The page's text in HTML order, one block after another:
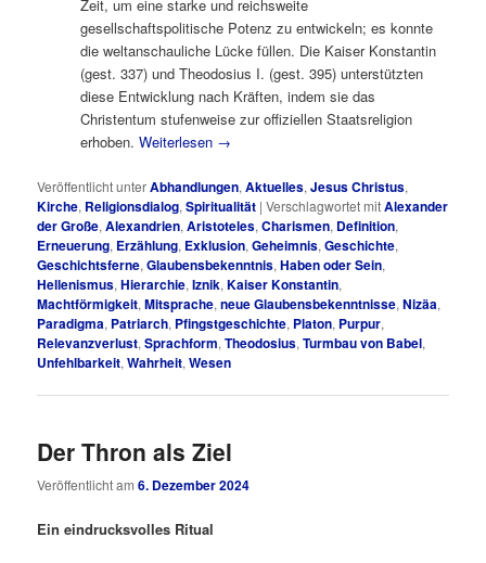
Zeit, um eine starke und reichsweite
gesellschaftspolitische Potenz zu entwickeln; es konnte
die weltanschauliche Lücke füllen. Die Kaiser Konstantin
(gest. 337) und Theodosius I. (gest. 395) unterstützten
diese Entwicklung nach Kräften, indem sie das
Christentum stufenweise zur offiziellen Staatsreligion
erhoben.Weiterlesen →
Veröffentlicht unterAbhandlungen,Aktuelles,Jesus Christus,
Kirche, Religionsdialog,Spiritualität |Verschlagwortet mitAlexander
der Große,Alexandrien,Aristoteles,Charismen, Definition,
Erneuerung, Erzählung, Exklusion,Geheimnis,Geschichte,
Geschichtsferne,Glaubensbekenntnis,Haben oder Sein,
Hellenismus,Hierarchie,Iznik,Kaiser Konstantin,
Machtförmigkeit,Mitsprache,neue Glaubensbekenntnisse,Nizäa,
Paradigma, Patriarch, Pfingstgeschichte, Platon, Purpur,
Relevanzverlust,Sprachform,Theodosius,Turmbau von Babel,
Unfehlbarkeit,Wahrheit,Wesen
Der Thron als Ziel
Veröffentlicht am6. Dezember 2024
Ein eindrucksvolles Ritual